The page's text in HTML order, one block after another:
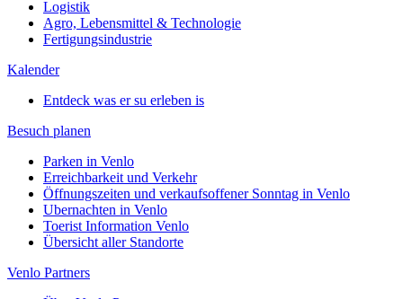
Logistik
Agro, Lebensmittel & Technologie
Fertigungsindustrie
Kalender
Entdeck was er su erleben is
Besuch planen
Parken in Venlo
Erreichbarkeit und Verkehr
Öffnungszeiten und verkaufsoffener Sonntag in Venlo
Ubernachten in Venlo
Toerist Information Venlo
Übersicht aller Standorte
Venlo Partners